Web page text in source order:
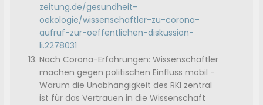
zeitung.de/gesundheit-
oekologie/wissenschaftler-zu-corona-
aufruf-zur-oeffentlichen-diskussion-
li.2278031
Nach Corona-Erfahrungen: Wissenschaftler
machen gegen politischen Einfluss mobil -
Warum die Unabhängigkeit des RKI zentral
ist für das Vertrauen in die Wissenschaft